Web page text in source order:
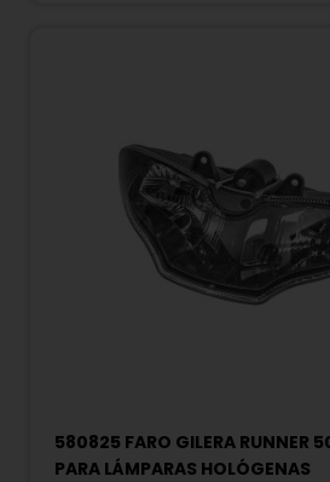
580825 FARO GILERA RUNNER
PARA LÁMPARAS HOLÓGENAS